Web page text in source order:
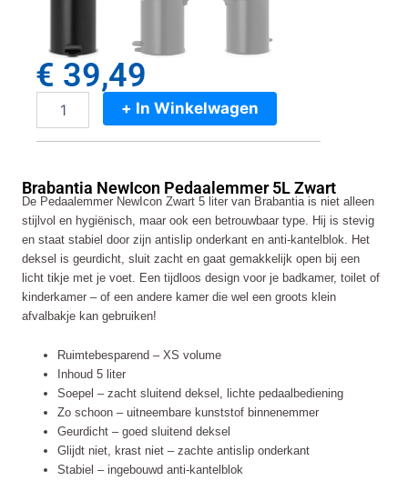
€ 39,49
Brabantia
Zwart
aantal
+ In Winkelwagen
Brabantia NewIcon Pedaalemmer 5L Zwart
De Pedaalemmer NewIcon Zwart 5 liter van Brabantia is niet alleen
stijlvol en hygiënisch, maar ook een betrouwbaar type. Hij is stevig
en staat stabiel door zijn antislip onderkant en anti-kantelblok. Het
deksel is geurdicht, sluit zacht en gaat gemakkelijk open bij een
licht tikje met je voet. Een tijdloos design voor je badkamer, toilet of
kinderkamer – of een andere kamer die wel een groots klein
afvalbakje kan gebruiken!
Ruimtebesparend – XS volume
Inhoud 5 liter
Soepel – zacht sluitend deksel, lichte pedaalbediening
Zo schoon – uitneembare kunststof binnenemmer
Geurdicht – goed sluitend deksel
Glijdt niet, krast niet – zachte antislip onderkant
Stabiel – ingebouwd anti-kantelblok